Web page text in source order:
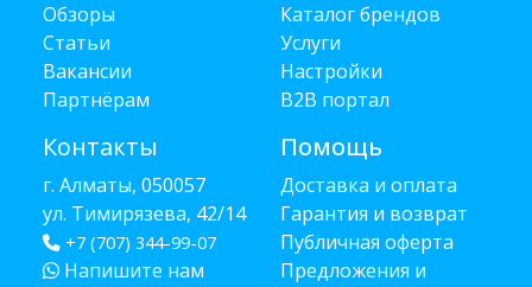
Обзоры
Статьи
Вакансии
Партнёрам
Контакты
г. Алматы, 050057
ул. Тимирязева, 42/14
+7 (707) 344-99-07
Напишите нам
Каталог брендов
Услуги
Настройки
B2B портал
Помощь
Доставка и оплата
Гарантия и возврат
Публичная оферта
Предложения и